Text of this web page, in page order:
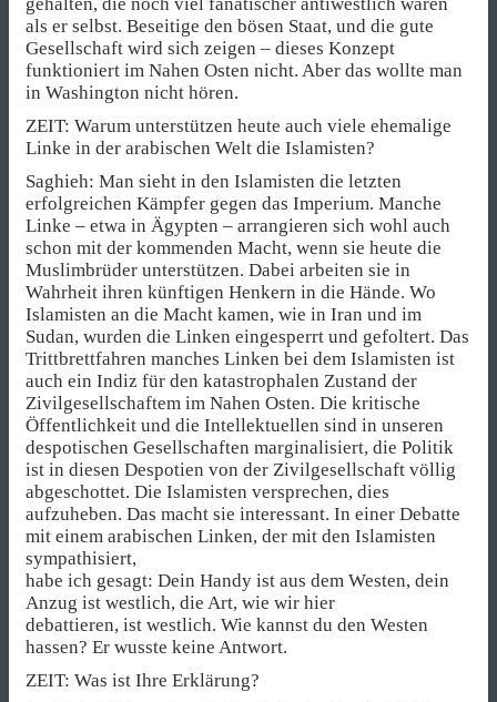
als er selbst. Beseitige den bösen Staat, und die gute
Gesellschaft wird sich zeigen – dieses Konzept
funktioniert im Nahen Osten nicht. Aber das wollte man
in Washington nicht hören.
ZEIT: Warum unterstützen heute auch viele ehemalige
Linke in der arabischen Welt die Islamisten?
Saghieh: Man sieht in den Islamisten die letzten
erfolgreichen Kämpfer gegen das Imperium. Manche
Linke – etwa in Ägypten – arrangieren sich wohl auch
schon mit der kommenden Macht, wenn sie heute die
Muslimbrüder unterstützen. Dabei arbeiten sie in
Wahrheit ihren künftigen Henkern in die Hände. Wo
Islamisten an die Macht kamen, wie in Iran und im
Sudan, wurden die Linken eingesperrt und gefoltert. Das
Trittbrettfahren manches Linken bei dem Islamisten ist
auch ein Indiz für den katastrophalen Zustand der
Zivilgesellschaftem im Nahen Osten. Die kritische
Öffentlichkeit und die Intellektuellen sind in unseren
despotischen Gesellschaften marginalisiert, die Politik
ist in diesen Despotien von der Zivilgesellschaft völlig
abgeschottet. Die Islamisten versprechen, dies
aufzuheben. Das macht sie interessant. In einer Debatte
mit einem arabischen Linken, der mit den Islamisten
sympathisiert,
habe ich gesagt: Dein Handy ist aus dem Westen, dein
Anzug ist westlich, die Art, wie wir hier
debattieren, ist westlich. Wie kannst du den Westen
hassen? Er wusste keine Antwort.
ZEIT: Was ist Ihre Erklärung?